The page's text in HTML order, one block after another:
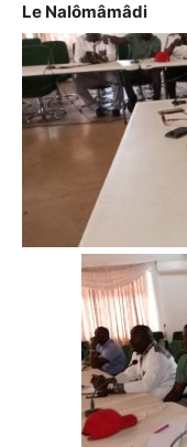
Le Nalômâmâdi